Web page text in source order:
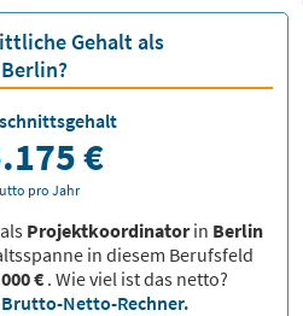
Gehalt als
als Projektkoordinatorin Berlin
in diesem Berufsfeld
€ . Wie viel ist das netto?
Brutto-Netto-Rechner.
€
pro Jahr